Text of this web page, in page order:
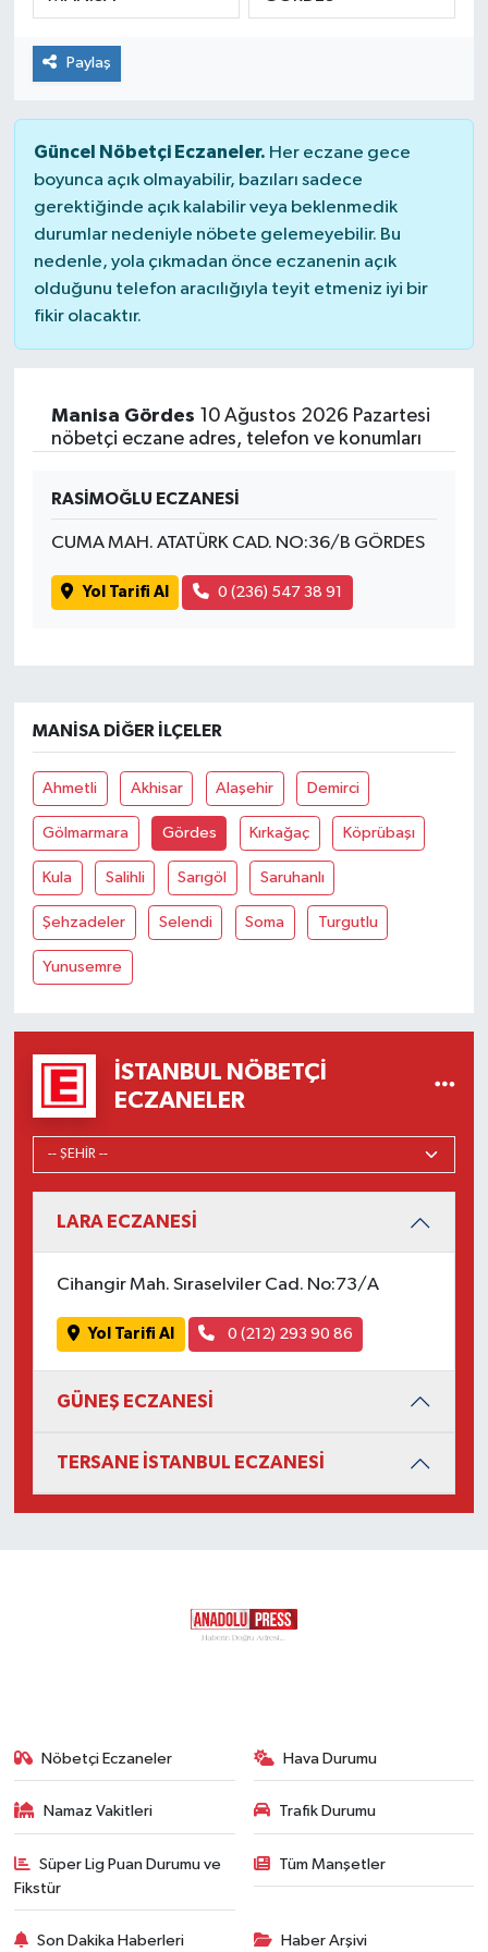
Paylaş
Güncel Nöbetçi Eczaneler. Her eczane gece
boyunca açık olmayabilir, bazıları sadece
gerektiğinde açık kalabilir veya beklenmedik
durumlar nedeniyle nöbete gelemeyebilir. Bu
nedenle, yola çıkmadan önce eczanenin açık
olduğunu telefon aracılığıyla teyit etmeniz iyi bir
fikir olacaktır.
Manisa Gördes 10 Ağustos 2026 Pazartesi
nöbetçi eczane adres, telefon ve konumları
RASİMOĞLU ECZANESİ
CUMA MAH. ATATÜRK CAD. NO:36/B GÖRDES
Yol Tarifi Al 0 (236) 547 38 91
MANISA DIĞER İLÇELER
Ahmetli Akhisar Alaşehir Demirci
Gölmarmara Gördes Kırkağaç Köprübaşı
Kula Salihli Sarıgöl Saruhanlı
Şehzadeler Selendi Soma Turgutlu
Yunusemre
İSTANBUL NÖBETÇI
ECZANELER
LARA ECZANESİ
Cihangir Mah. Sıraselviler Cad. No:73/A
Yol Tarifi Al 0 (212) 293 90 86
GÜNEŞ ECZANESİ
TERSANE İSTANBUL ECZANESİ
Nöbetçi Eczaneler Hava Durumu
Namaz Vakitleri Trafik Durumu
Süper Lig Puan Durumu ve
Fikstür
Tüm Manşetler
Son Dakika Haberleri Haber Arşivi